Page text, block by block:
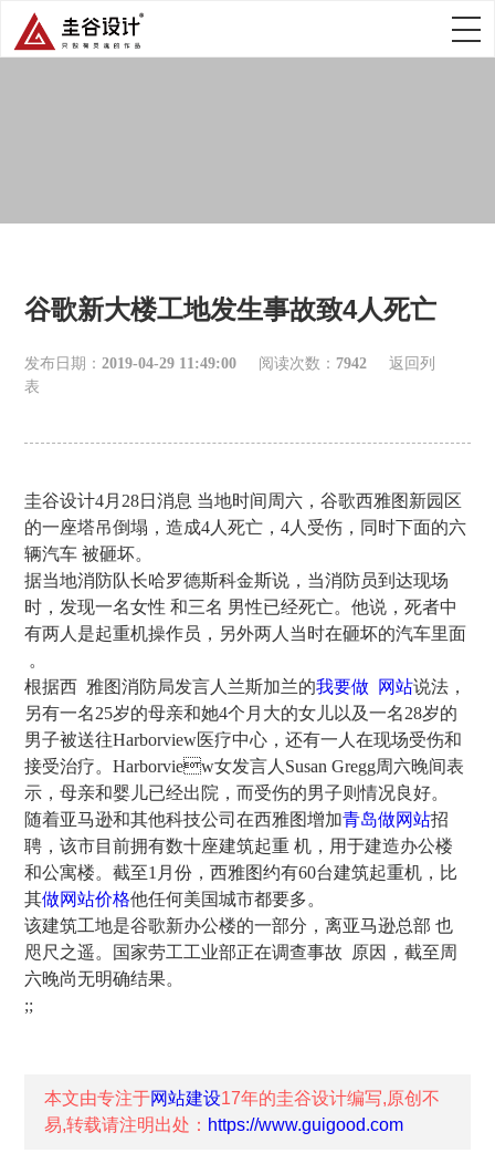
谷歌新大楼工地发生事故致4人死亡
发布日期：2019-04-29 11:49:00 阅读次数： 7942
返回列
表
圭谷设计4月28日消息 当地时间周六，谷歌西雅图新园区
的一座塔吊倒塌， 造成4人死亡，4人受伤，同时下面的六
辆汽 车 被砸坏。
据当地消防队长哈罗德斯科金斯说，当消防员到达现场
时，发现一名女性  和三名 男性已经死亡。他说，死者中
有两人是起重机操作员，另外两人当时在砸坏的汽车里面
 。
根据西  雅图消防局发言人兰斯加兰的我要做   网站说法，
 另有一名25岁的母亲和她4个月大的女儿以及一名28岁的
男子被送往Harborview医疗中心，还有一人在现场受伤和
接受治疗。Harborview女发言人Susan Gregg周六晚间表
示，母亲和婴儿已经出院，而受伤的男子则情况良好。
随着亚马逊和其他科技公司在西雅图增加青岛做网站招
聘，该市目前拥有数十座建筑起重  机，用于建造办公楼
和公寓楼。截至1月份，西雅图约有60台建筑起重机，比
其做网站价格他任何美国城市都要多。
该建筑工地是谷歌新办公楼的一部分，离亚马逊总部 也
咫尺之遥。国家劳工工业部正在调查事故  原因，截至周
六晚尚无明确结果。
;;
本文由专注于网站建设17年的圭谷设计编写,原创不
易,转载请注明出处： https://www.guigood.com